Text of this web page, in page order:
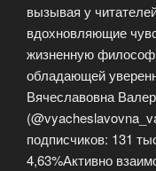
вызывая у
вдохновляющие
жизненную
обладающей
Вячеславовна
подписчиков: 131
4,63%Активно